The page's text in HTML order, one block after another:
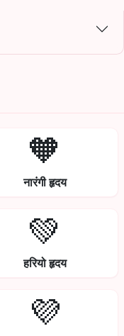
🧡
नारंगी हृदय
💚
हरियो हृदय
💜